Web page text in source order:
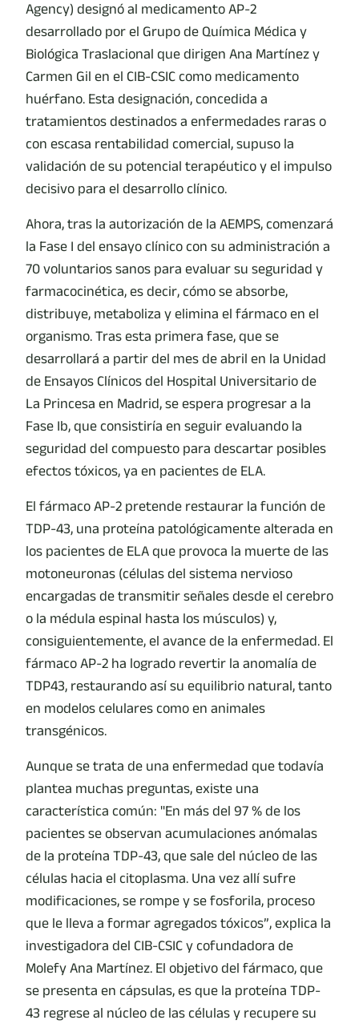
Agency) designó al medicamento AP-2
desarrollado por el Grupo de Química Médica y
Biológica Traslacional que dirigen Ana Martínez y
Carmen Gil en el CIB-CSIC como medicamento
huérfano. Esta designación, concedida a
tratamientos destinados a enfermedades raras o
con escasa rentabilidad comercial, supuso la
validación de su potencial terapéutico y el impulso
decisivo para el desarrollo clínico.
Ahora, tras la autorización de la AEMPS, comenzará
la Fase I del ensayo clínico con su administración a
70 voluntarios sanos para evaluar su seguridad y
farmacocinética, es decir, cómo se absorbe,
distribuye, metaboliza y elimina el fármaco en el
organismo. Tras esta primera fase, que se
desarrollará a partir del mes de abril en la Unidad
de Ensayos Clínicos del Hospital Universitario de
La Princesa en Madrid, se espera progresar a la
Fase Ib, que consistiría en seguir evaluando la
seguridad del compuesto para descartar posibles
efectos tóxicos, ya en pacientes de ELA.
El fármaco AP-2 pretende restaurar la función de
TDP-43, una proteína patológicamente alterada en
los pacientes de ELA que provoca la muerte de las
motoneuronas (células del sistema nervioso
encargadas de transmitir señales desde el cerebro
o la médula espinal hasta los músculos) y,
consiguientemente, el avance de la enfermedad. El
fármaco AP-2 ha logrado revertir la anomalía de
TDP43, restaurando así su equilibrio natural, tanto
en modelos celulares como en animales
transgénicos.
Aunque se trata de una enfermedad que todavía
plantea muchas preguntas, existe una
característica común: "En más del 97 % de los
pacientes se observan acumulaciones anómalas
de la proteína TDP-43, que sale del núcleo de las
células hacia el citoplasma. Una vez allí sufre
modificaciones, se rompe y se fosforila, proceso
que le lleva a formar agregados tóxicos”, explica la
investigadora del CIB-CSIC y cofundadora de
Molefy Ana Martínez. El objetivo del fármaco, que
se presenta en cápsulas, es que la proteína TDP-
43 regrese al núcleo de las células y recupere su